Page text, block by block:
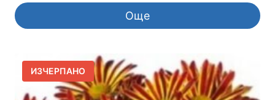
Още
ИЗЧЕРПАНО